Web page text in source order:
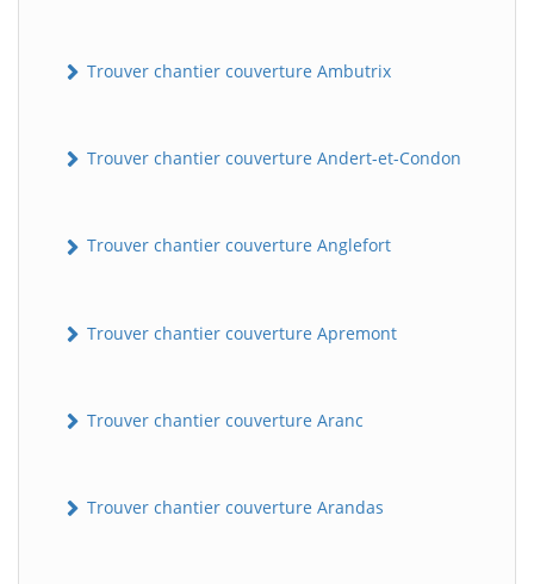
Trouver chantier couverture Ambutrix
Trouver chantier couverture Andert-et-Condon
Trouver chantier couverture Anglefort
Trouver chantier couverture Apremont
Trouver chantier couverture Aranc
Trouver chantier couverture Arandas